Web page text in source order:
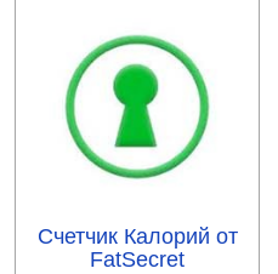
Счетчик Калорий от
FatSecret